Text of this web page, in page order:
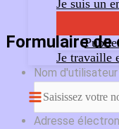
Je suis un
Je travaille
Formulaire
Nom
Adresse